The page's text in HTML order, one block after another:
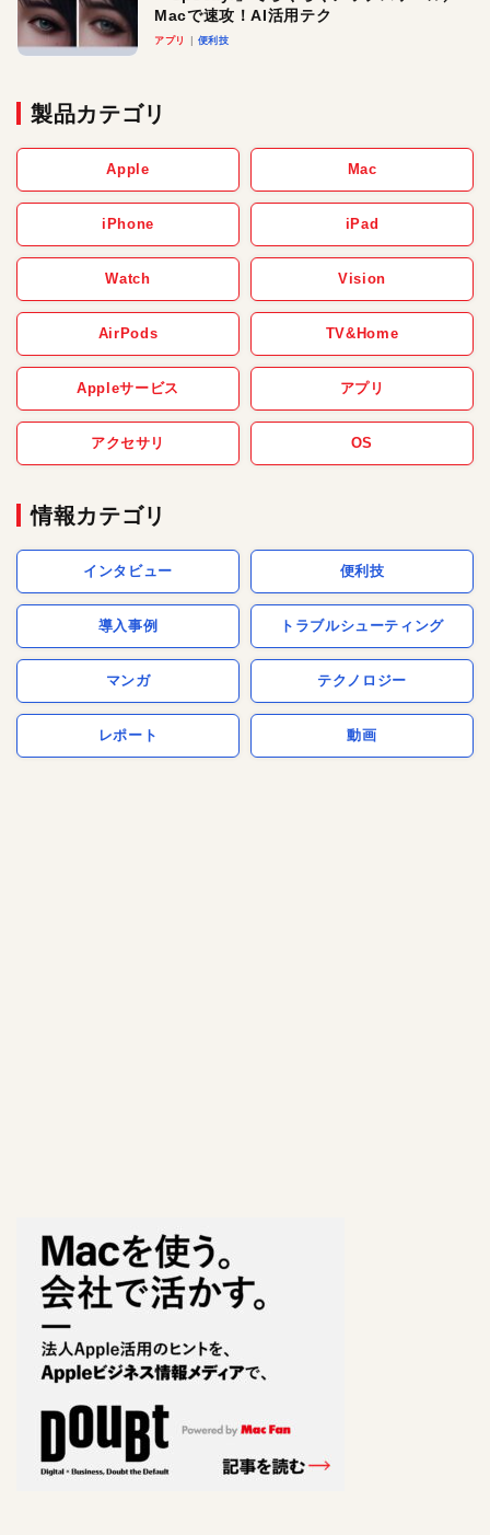
Macで速攻！AI活用テク
アプリ 便利技
製品カテゴリ
Apple Mac
iPhone iPad
Watch Vision
AirPods TV&Home
Appleサービス アプリ
アクセサリ OS
情報カテゴリ
インタビュー 便利技
導入事例 トラブルシューティング
マンガ テクノロジー
レポート 動画